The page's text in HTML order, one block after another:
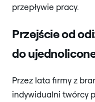
przepływie pracy.
Przejście od
do
Przez lata firmy z
indywidualni twórcy